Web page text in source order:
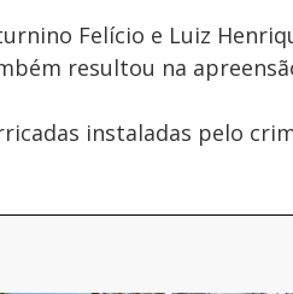
Felício e Luiz
resultou na
instaladas pelo